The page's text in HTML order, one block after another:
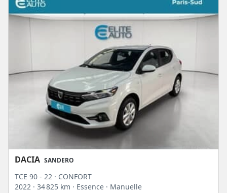
DACIA SANDERO
TCE 90 - 22 · CONFORT
2022 · 34 825 km · Essence · Manuelle